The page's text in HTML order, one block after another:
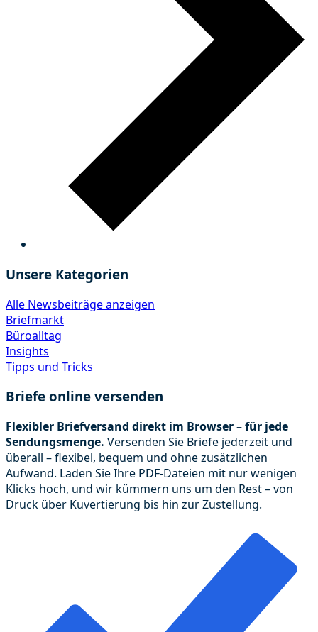
Unsere Kategorien
Alle Newsbeiträge anzeigen
Briefmarkt
Büroalltag
Insights
Tipps und Tricks
Briefe online versenden
Flexibler Briefversand direkt im Browser – für jede
Sendungsmenge. Versenden Sie Briefe jederzeit und
überall – flexibel, bequem und ohne zusätzlichen
Aufwand. Laden Sie Ihre PDF-Dateien mit nur wenigen
Klicks hoch, und wir kümmern uns um den Rest – von
Druck über Kuvertierung bis hin zur Zustellung.